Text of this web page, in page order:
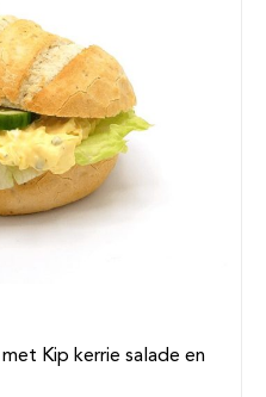
Kip kerrie salade en